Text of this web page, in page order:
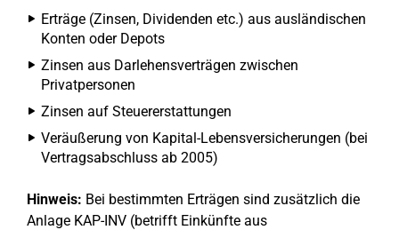
Erträge (Zinsen, Dividenden etc.) aus ausländischen
Konten oder Depots
Zinsen aus Darlehensverträgen zwischen
Privatpersonen
Zinsen auf Steuererstattungen
Veräußerung von Kapital-Lebensversicherungen (bei
Vertragsabschluss ab 2005)
Hinweis: Bei bestimmten Erträgen sind zusätzlich die
Anlage KAP-INV (betrifft Einkünfte aus